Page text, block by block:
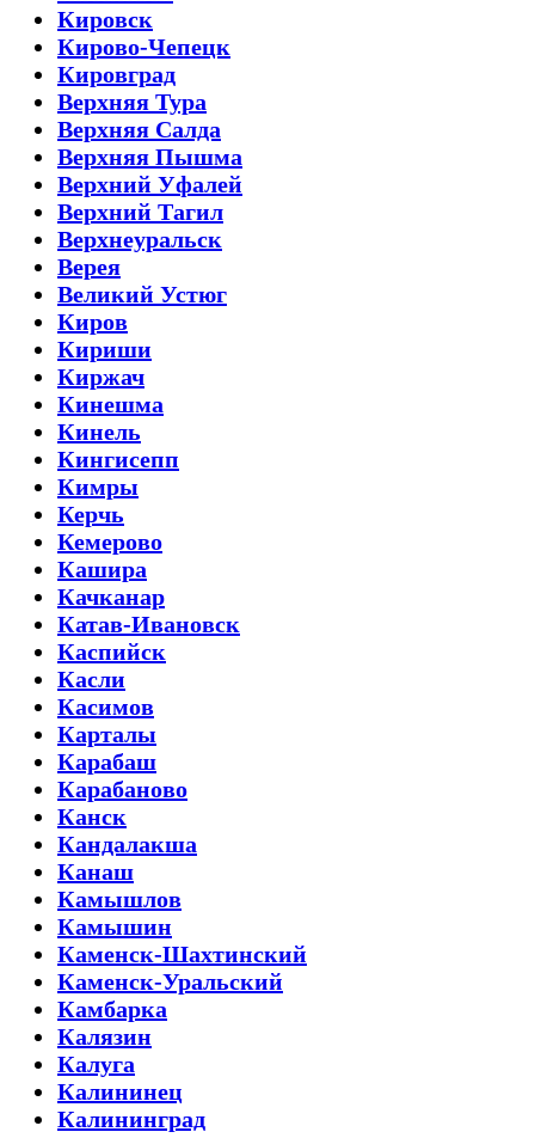
Кировск
Кирово-Чепецк
Кировград
Верхняя Тура
Верхняя Салда
Верхняя Пышма
Верхний Уфалей
Верхний Тагил
Верхнеуральск
Верея
Великий Устюг
Киров
Кириши
Киржач
Кинешма
Кинель
Кингисепп
Кимры
Керчь
Кемерово
Кашира
Качканар
Катав-Ивановск
Каспийск
Касли
Касимов
Карталы
Карабаш
Карабаново
Канск
Кандалакша
Канаш
Камышлов
Камышин
Каменск-Шахтинский
Каменск-Уральский
Камбарка
Калязин
Калуга
Калининец
Калининград